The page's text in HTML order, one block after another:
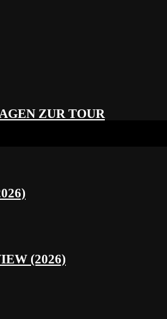
ZUR TOUR
(2026)